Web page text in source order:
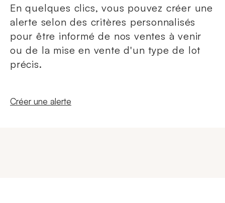
En quelques clics, vous pouvez créer une
alerte selon des critères personnalisés
pour être informé de nos ventes à venir
ou de la mise en vente d'un type de lot
précis.
Nouvelle fenêtre
Créer une alerte